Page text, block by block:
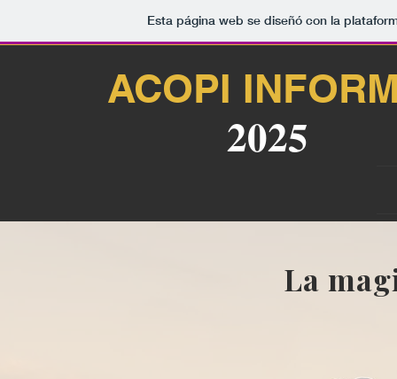
Esta página web se diseñó con la
ACOPI
2025
La